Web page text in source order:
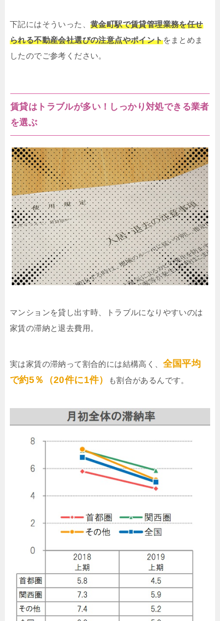
下記にはそういった、 黄金町駅で賃貸管理業務を任せ
られる不動産会社選びの注意点やポイントをまとめま
したのでご参考ください。
賃貸はトラブルが多い！しっかり対処できる業者
を選ぶ
マンションを貸し出す時、トラブルになりやすいのは
家賃の滞納と退去費用。
実は家賃の滞納って割合的には結構高く、 全国平均
で約5％（20件に1件）
も割合があるんです。